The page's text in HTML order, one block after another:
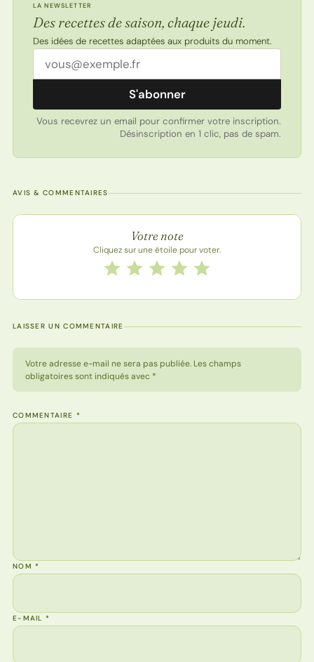
LA NEWSLETTER
Des recettes de saison, chaque jeudi.
Des idées de recettes adaptées aux produits du moment.
Adresse email
S'abonner
Vous recevrez un email pour confirmer votre inscription.
Désinscription en 1 clic, pas de spam.
AVIS & COMMENTAIRES
Note de la recette
Votre note
Cliquez sur une étoile pour voter.
Notez cette recette de 1 à 5 étoiles
5 étoiles
4 étoiles
3 étoiles
2 étoiles
1 étoile
LAISSER UN COMMENTAIRE
Votre adresse e-mail ne sera pas publiée. Les champs
obligatoires sont indiqués avec *
COMMENTAIRE *
NOM*
E-MAIL*